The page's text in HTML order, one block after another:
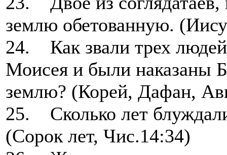
землю обетованную.
24. Как звали трех
Моисея и были наказаны
землю? (Корей, Дафан,
25. Сколько лет
(Сорок лет, Чис.14:34)